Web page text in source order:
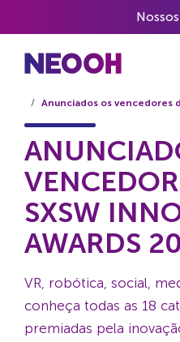
Anunciados os vencedores
SXSW
AWARDS
VR, robótica, social,
conheça todas as 18
premiadas pela